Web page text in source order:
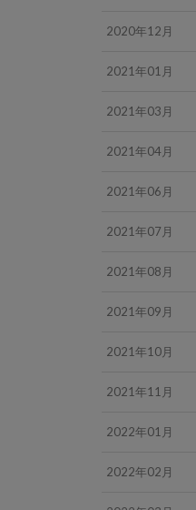
2020年12月
2021年01月
2021年03月
2021年04月
2021年06月
2021年07月
2021年08月
2021年09月
2021年10月
2021年11月
2022年01月
2022年02月